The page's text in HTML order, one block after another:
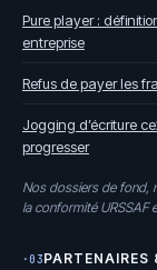
Pure player :
entreprise
Refus de payer les
Jogging d’écriture
progresser
Nos dossiers de fond,
la conformité URSSAF
·03PARTENAIRES